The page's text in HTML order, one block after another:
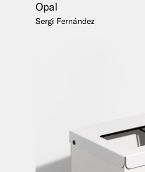
Opal
Sergi Fernández